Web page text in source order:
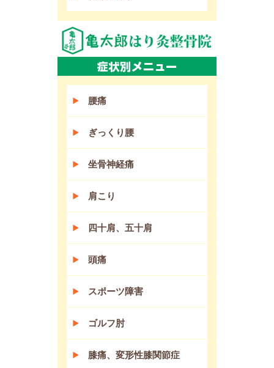
腰痛
ぎっくり腰
坐骨神経痛
肩こり
四十肩、五十肩
頭痛
スポーツ障害
ゴルフ肘
膝痛、変形性膝関節症